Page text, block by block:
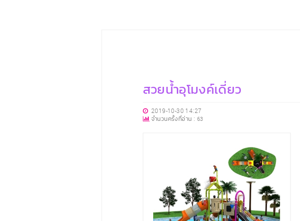
สวยน้ำอุโมงค์เดี่ยว
2019-10-30 14:27
จำนวนครั้งที่อ่าน : 63